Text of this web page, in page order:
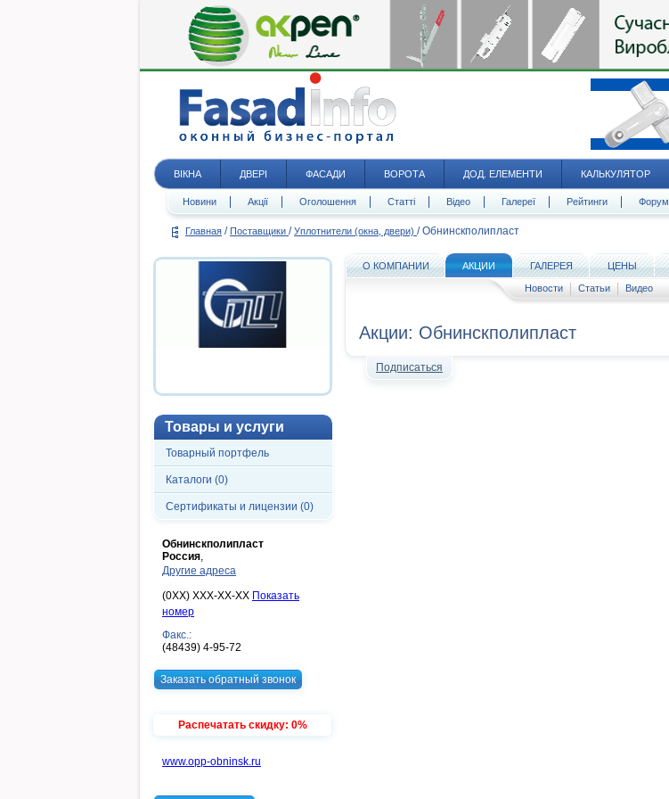
ВІКНА ДВЕРІ ФАСАДИ ВОРОТА ДОД. ЕЛЕМЕНТИ КАЛЬКУЛЯТОР
Новини Акції Оголошення Статті Відео Галереї Рейтинги Форум
Главная / Поставщики / Уплотнители (окна, двери) / Обнинскполипласт
Товары и услуги
Товарный портфель
Каталоги (0)
Сертификаты и лицензии (0)
Обнинскполипласт
Россия,
Другие адреса
(0XX) XXX-XX-XX Показать
номер
Факс.:
(48439) 4-95-72
Заказать обратный звонок
Распечатать скидку: 0%
www.opp-obninsk.ru
О КОМПАНИИ АКЦИИ ГАЛЕРЕЯ ЦЕНЫ
Новости Статьи Видео
Акции: Обнинскполипласт
Подписаться